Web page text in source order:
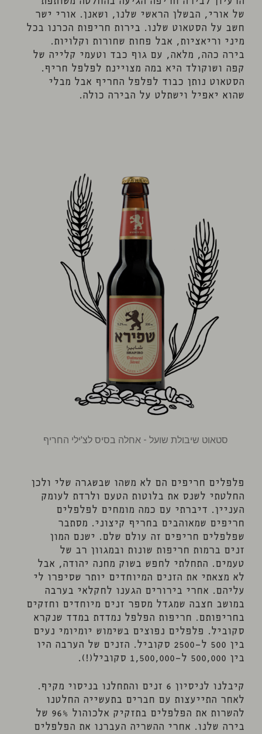
של אורי, הבשלן הראשי שלנו, ושאנן. אורי ישר
חשב על הסטאוט שלנו. בירות חריפות הכרנו בכל
מיני וריאציות, אבל פחות שחורות וקלויות.
בירה כהה, מלאה, עם גוף כבד וטעמי קלייה של
קפה ושוקולד היא במה מצויינת לפלפל חריף.
הסטאוט נותן כבוד לפלפל החריף אבל מבלי
שהוא יאפיל וישתלט על הבירה כולה.
סטאוט שיבולת שועל - אחלה בסיס לצ'ילי החריף
פלפלים חריפים הם לא משהו שבשגרה שלי ולכן
החלטתי לשנס את בלוטות הטעם ולרדת לעומק
העניין. דיברתי עם כמה מומחים לפלפלים
חריפים שמאוהבים בחריף קיצוני. מסתבר
שפלפלים חריפים זה עולם שלם. ישנם המון
זנים ברמות חריפות שונות ובמגוון רב של
טעמים. התחלתי לחפש בשוק מחנה יהודה, אבל
לא מצאתי את הזנים המיוחדים יותר שסיפרו לי
עליהם. אחרי בירורים הגענו לחקלאי בערבה
במושב חצבה שמגדל מספר זנים מיוחדים וחזקים
בחריפותם. חריפות הפלפל נמדדת במדד שנקרא
סקוביל. פלפלים נפוצים בשימוש יומיומי נעים
בין 500 ל-2500 סקוביל. הזנים של הערבה היו
בין 500,000 ל-1,500,000 סקוביל(!).
קיבלנו לניסיון 6 זנים והתחלנו בניסוי מקיף.
לאחר התייעצות עם חברים בתעשייה החלטנו
להשרות את הפלפלים בתזקיק אלכוהול 96% של
בירה שלנו. אחרי ההשריה העברנו את הפלפלים